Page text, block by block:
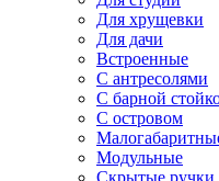
Для хрущевки
Для дачи
Встроенные
С антресолями
С барной
С островом
Модульные
Скрытые ручки